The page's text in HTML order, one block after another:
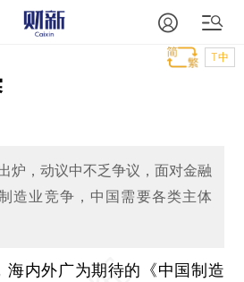
T中
炉，动议中不乏争议，面对金融
造业竞争，中国需要各类主体
内外广为期待的《中国制造